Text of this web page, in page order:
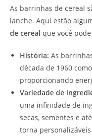
As barrinhas de cereal
lanche. Aqui estão
de cereal que você
História: As
década de 1960
proporcionando
Variedade de
uma infinidade de
secas, sementes e
torna